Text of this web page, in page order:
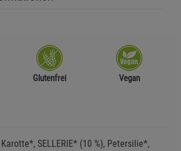
Glutenfrei Vegan
SELLERIE* (10 %), Petersilie*,
Cookies (5)
Cookies
Cookies